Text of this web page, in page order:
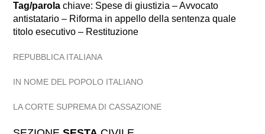
Tag/parola chiave: Spese di giustizia – Avvocato
antistatario – Riforma in appello della sentenza quale
titolo esecutivo – Restituzione
REPUBBLICA ITALIANA
IN NOME DEL POPOLO ITALIANO
LA CORTE SUPREMA DI CASSAZIONE